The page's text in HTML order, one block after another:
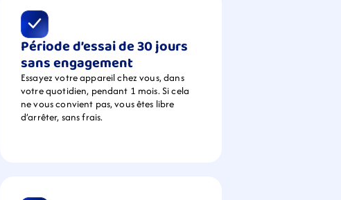
Période d’essai de 30 jours
sans engagement
Essayez votre appareil chez vous, dans
votre quotidien, pendant 1 mois. Si cela
ne vous convient pas, vous êtes libre
d’arrêter, sans frais.